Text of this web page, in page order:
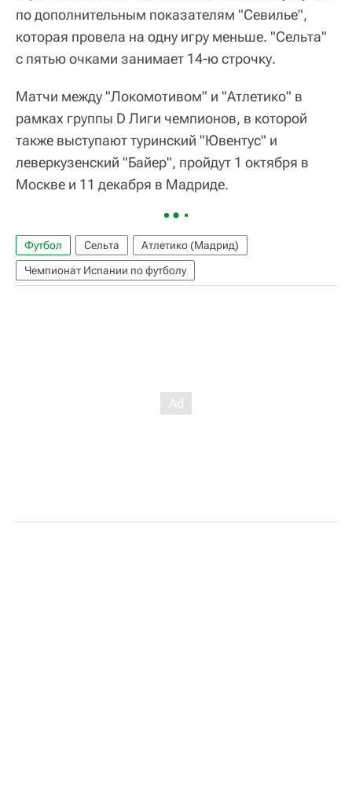
по дополнительным показателям "Севилье",
которая провела на одну игру меньше. "Сельта"
с пятью очками занимает 14-ю строчку.
Матчи между "Локомотивом" и "Атлетико" в
рамках группы D Лиги чемпионов, в которой
также выступают туринский "Ювентус" и
леверкузенский "Байер", пройдут 1 октября в
Москве и 11 декабря в Мадриде.
Футбол Сельта
Атлетико (Мадрид)
Чемпионат Испании по футболу